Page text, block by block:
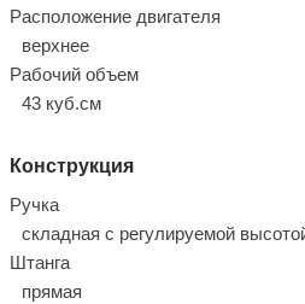
Расположение двигателя
верхнее
Рабочий объем
43 куб.см
Конструкция
Ручка
складная с регулируемой
Штанга
прямая